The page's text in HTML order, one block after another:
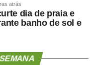
OESTE-
atrás
dia de praia e
banho de sol e